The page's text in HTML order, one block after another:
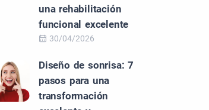
una rehabilitación
funcional excelente
30/04/2026
Diseño de sonrisa: 7
pasos para una
transformación